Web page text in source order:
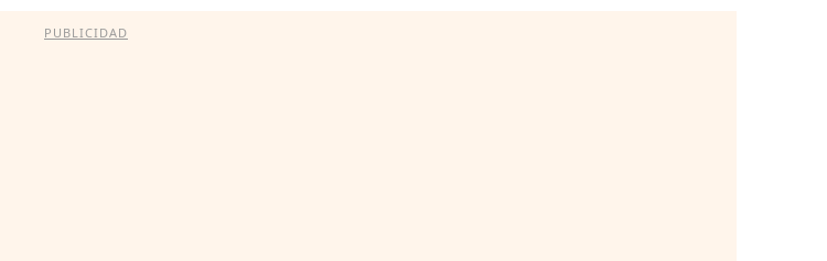
PUBLICIDAD